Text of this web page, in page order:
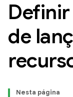
de
Nesta página